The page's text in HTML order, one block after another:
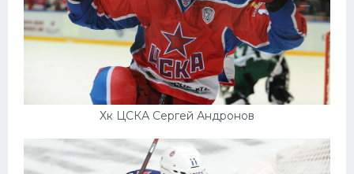
Хк ЦСКА Сергей Андронов